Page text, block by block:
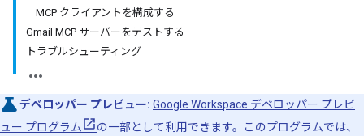
MCP クライアントを構成する
Gmail MCP サーバーをテストする
トラブルシューティング
デベロッパー プレビュー: Google Workspace デベロッパー プレビ
ュー プログラム
の一部として利用できます。このプログラムでは、